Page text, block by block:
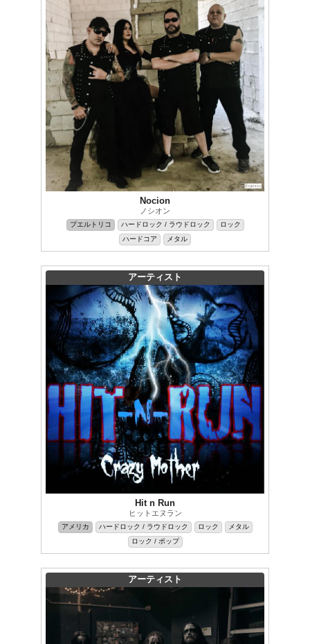
Nocion
ノシオン
プエルトリコ ハードロック / ラウドロック
ロック
ハードコア
メタル
アーティスト
Hit n Run
ヒットエヌラン
アメリカ ハードロック / ラウドロック ロック
メタル
ロック / ポップ
アーティスト